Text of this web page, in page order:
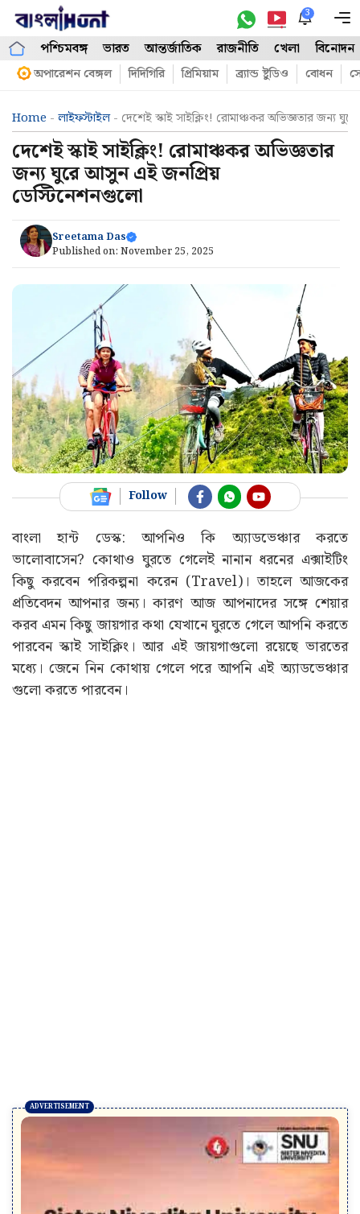
Skip
content
3
পশ্চিমবঙ্গ ভারত আন্তর্জাতিক রাজনীতি খেলা বিনোদন
অপারেশন বেঙ্গল দিদিগিরি প্রিমিয়াম ব্র্যান্ড ষ্টুডিও বোধন
Home - লাইফস্টাইল- দেশেই স্কাই সাইক্লিং! রোমাঞ্চকর অভিজ্ঞতার জন্য
দেশেই স্কাই সাইক্লিং! রোমাঞ্চকর অভিজ্ঞতার
জন্য ঘুরে আসুন এই জনপ্রিয়
ডেস্টিনেশনগুলো
Sreetama Das
Published on: November 25, 2025
Follow
বাংলা হান্ট ডেস্ক: আপনিও কি অ্যাডভেঞ্চার করতে
ভালোবাসেন? কোথাও ঘুরতে গেলেই নানান ধরনের এক্সাইটিং
কিছু করবেন পরিকল্পনা করেন (Travel)। তাহলে আজকের
প্রতিবেদন আপনার জন্য। কারণ আজ আপনাদের সঙ্গে শেয়ার
করব এমন কিছু জায়গার কথা যেখানে ঘুরতে গেলে আপনি করতে
পারবেন স্কাই সাইক্লিং। আর এই জায়গাগুলো রয়েছে ভারতের
মধ্যে। জেনে নিন কোথায় গেলে পরে আপনি এই অ্যাডভেঞ্চার
গুলো করতে পারবেন।